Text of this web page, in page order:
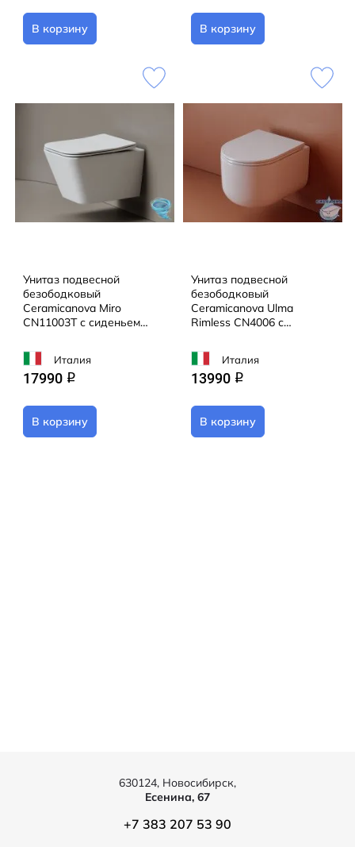
В корзину В корзину
Унитаз подвесной
безободковый
Ceramicanova Miro
CN11003T с сиденьем
(микролифт)
Италия
17990 q
В корзину
Унитаз подвесной
безободковый
Ceramicanova Ulma
Rimless CN4006 с
Soft Close (микролифт)
Италия
13990 q
В корзину
630124, Новосибирск,
Есенина, 67
+7 383 207 53 90